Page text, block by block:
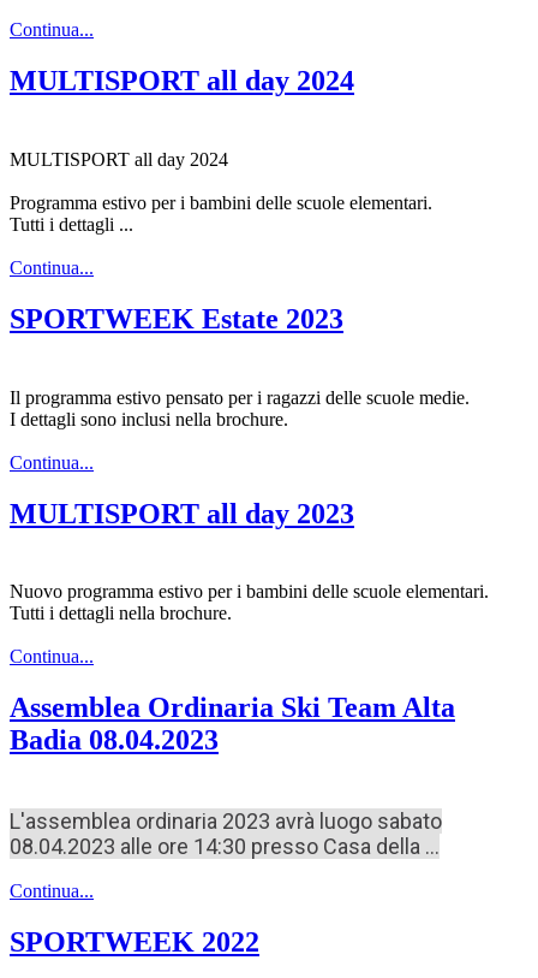
Continua...
MULTISPORT all day 2024
MULTISPORT all day 2024
Programma estivo per i bambini delle scuole elementari.
Tutti i dettagli ...
Continua...
SPORTWEEK Estate 2023
Il programma estivo pensato per i ragazzi delle scuole medie.
I dettagli sono inclusi nella brochure.
Continua...
MULTISPORT all day 2023
Nuovo programma estivo per i bambini delle scuole elementari.
Tutti i dettagli nella brochure.
Continua...
Assemblea Ordinaria Ski Team Alta
Badia 08.04.2023
L'assemblea ordinaria 2023 avrà luogo sabato
08.04.2023 alle ore 14:30 presso Casa della ...
Continua...
SPORTWEEK 2022